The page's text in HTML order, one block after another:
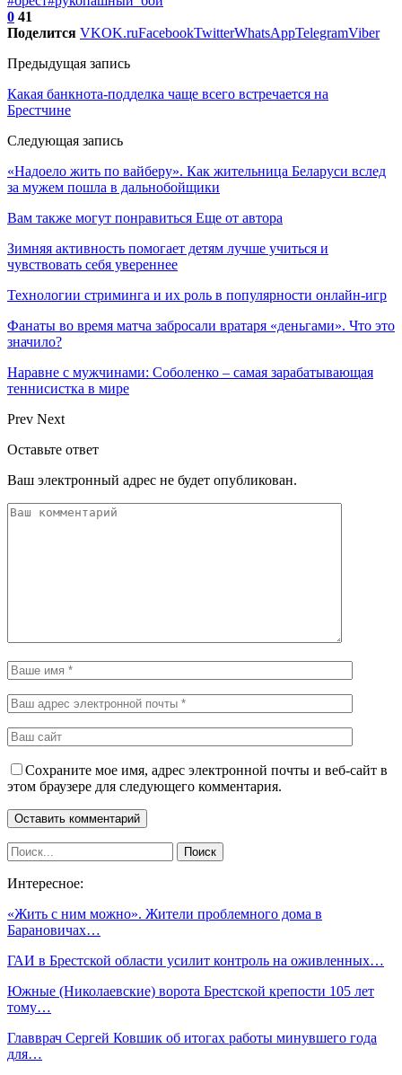
0 41
Поделится VKOK.ruFacebookTwitterWhatsAppTelegramViber
Предыдущая запись
Какая банкнота-подделка чаще всего встречается на
Брестчине
Следующая запись
«Надоело жить по вайберу». Как жительница Беларуси вслед
за мужем пошла в дальнобойщики
Вам также могут понравиться Еще от автора
Зимняя активность помогает детям лучше учиться и
чувствовать себя увереннее
Технологии стриминга и их роль в популярности онлайн-игр
Фанаты во время матча забросали вратаря «деньгами». Что это
значило?
Наравне с мужчинами: Соболенко – самая зарабатывающая
теннисистка в мире
Prev Next
Оставьте ответ
Ваш электронный адрес не будет опубликован.
Сохраните мое имя, адрес электронной почты и веб-сайт в
этом браузере для следующего комментария.
Интересное:
«Жить с ним можно». Жители проблемного дома в
Барановичах…
ГАИ в Брестской области усилит контроль на оживленных…
Южные (Николаевские) ворота Брестской крепости 105 лет
тому…
Главврач Сергей Ковшик об итогах работы минувшего года
для…